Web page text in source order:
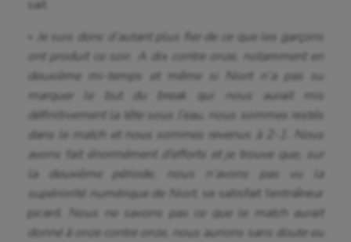
Futsal
Golf
Gymnastique
Haltérophilie
Handisport
Hippisme
sait.
Je suis donc d’autant plus fier de ce que les garçons
ont produit ce soir. A dix contre onze, notamment en
deuxième mi-temps et même si Niort n’a pas su
marquer le but du break qui nous aurait mis
définitivement la tête sous l’eau, nous sommes restés
dans le match et nous sommes revenus à 2-1. Nous
avons fait énormément d’efforts et je trouve que, sur
la deuxième période, nous n’avons pas vu la
supériorité numérique de Niort , se satisfait l’entraîneur
picard.
Nous ne savons pas ce que le match aurait
donné à onze contre onze, nous aurions sans doute eu